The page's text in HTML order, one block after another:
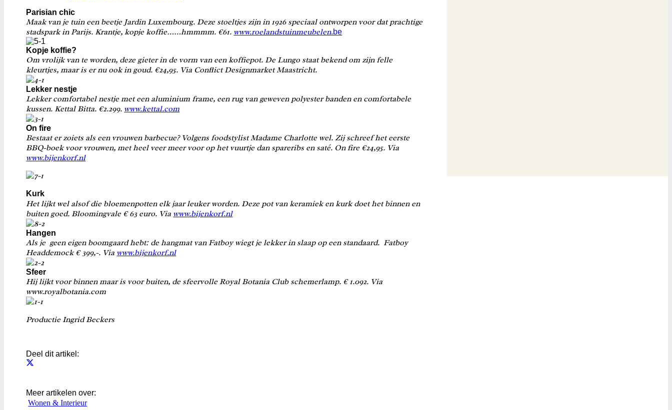
Parisian chic
Maak van je tuin een beetje Jardin Luxembourg. Deze stoeltjes zijn in 1926 speciaal ontworpen voor dat prachtige
stadspark in Parijs. Krantje, kopje koffie……hmmmm. €61. www.roelandstuinmeubelen.be
Kopje koffie?
Om vrolijk van te worden, deze gieter in de vorm van een koffiepot. De Lungo staat bekend om zijn felle
kleurtjes, maar is er nu ook in goud. €24,95. Via Conflict Designmarket Maastricht.
Lekker nestje
Lekker comfortabel nestje met een aluminium frame, een rug van geweven polyester banden en comfortabele
kussen. Kettal Bitta. €2.299. www.kettal.com
On fire
Bestaat er zoiets als een vrouwen barbecue? Volgens foodstylist Madame Charlotte wel. Zij schreef het eerste
BBQ-boek voor vrouwen, met heel veer meer voor op het vuurtje dan spareribs en saté. On fire €24,95. Via
www.bijenkorf.nl
Kurk
Het lijkt wel alsof die bloemenpotten elk jaar leuker worden. Deze pot van keramiek en kurk doet het binnen en
buiten goed. Bloomingvale € 63 euro. Via www.bijenkorf.nl
Hangen
Als je geen eigen boomgaard hebt: de hangmat van Fatboy wiegt je lekker in slaap op een standaard. Fatboy
Headdemock€ 399,-. Via www.bijenkorf.nl
Sfeer
Hij lijkt voor binnen maar is voor buiten, de sfeervolle Royal Botania Club schemerlamp. € 1.092. Via
www.royalbotania.com
Productie Ingrid Beckers
Deel dit artikel:
Meer artikelen over:
Wonen & Interieur